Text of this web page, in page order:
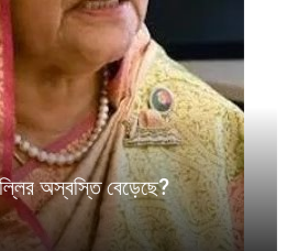
অস্বস্তি বেড়েছে?